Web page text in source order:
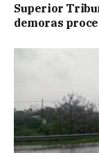
Superior
demoras